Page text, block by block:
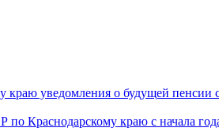
уведомления о будущей пенсии с
по Краснодарскому краю с начала